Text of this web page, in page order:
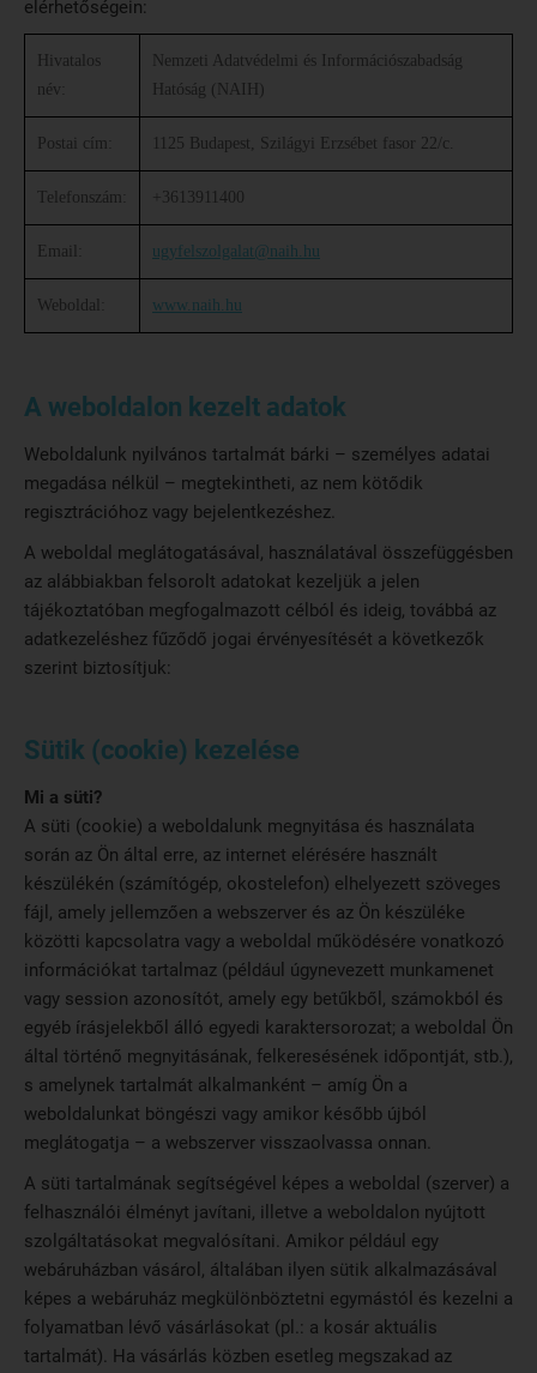
elérhetőségein:
Hivatalos
név:
Nemzeti Adatvédelmi és Információszabadság
Hatóság (NAIH)
Postai cím: 1125 Budapest, Szilágyi Erzsébet fasor 22/c.
Telefonszám: +3613911400
Email: ugyfelszolgalat@naih.hu
Weboldal: www.naih.hu
A weboldalon kezelt adatok
Weboldalunk nyilvános tartalmát bárki – személyes adatai
megadása nélkül – megtekintheti, az nem kötődik
regisztrációhoz vagy bejelentkezéshez.
A weboldal meglátogatásával, használatával összefüggésben
az alábbiakban felsorolt adatokat kezeljük a jelen
tájékoztatóban megfogalmazott célból és ideig, továbbá az
adatkezeléshez fűződő jogai érvényesítését a következők
szerint biztosítjuk:
Sütik (cookie) kezelése
Mi a süti?
A süti (cookie) a weboldalunk megnyitása és használata
során az Ön által erre, az internet elérésére használt
készülékén (számítógép, okostelefon) elhelyezett szöveges
fájl, amely jellemzően a webszerver és az Ön készüléke
közötti kapcsolatra vagy a weboldal működésére vonatkozó
információkat tartalmaz (például úgynevezett munkamenet
vagy session azonosítót, amely egy betűkből, számokból és
egyéb írásjelekből álló egyedi karaktersorozat; a weboldal Ön
által történő megnyitásának, felkeresésének időpontját, stb.),
s amelynek tartalmát alkalmanként – amíg Ön a
weboldalunkat böngészi vagy amikor később újból
meglátogatja – a webszerver visszaolvassa onnan.
A süti tartalmának segítségével képes a weboldal (szerver) a
felhasználói élményt javítani, illetve a weboldalon nyújtott
szolgáltatásokat megvalósítani. Amikor például egy
webáruházban vásárol, általában ilyen sütik alkalmazásával
képes a webáruház megkülönböztetni egymástól és kezelni a
folyamatban lévő vásárlásokat (pl.: a kosár aktuális
tartalmát). Ha vásárlás közben esetleg megszakad az